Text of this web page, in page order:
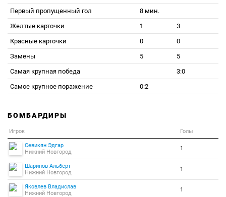
Первый пропущенный гол
8 мин.
Желтые карточки
1
3
Красные карточки
0
0
Замены
5
5
Самая крупная победа
3:0
Самое крупное поражение
0:2
БОМБАРДИРЫ
Игрок Голы
Севикян Эдгар
Нижний Новгород
1
Шарипов Альберт
Нижний Новгород
1
Яковлев Владислав
Нижний Новгород
1